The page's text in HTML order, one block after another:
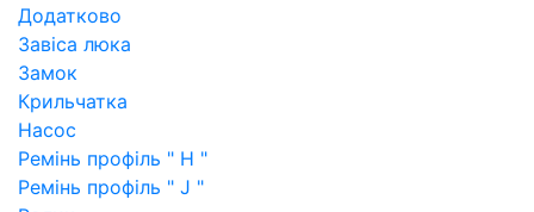
Додатково
Завіса люка
Замок
Крильчатка
Насос
Ремінь профіль " H "
Ремінь профіль " J "